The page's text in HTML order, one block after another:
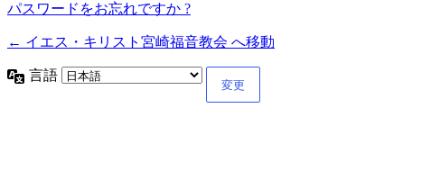
パスワードをお忘れですか ?
← イエス・キリスト宮崎福音教会 へ移動
言語